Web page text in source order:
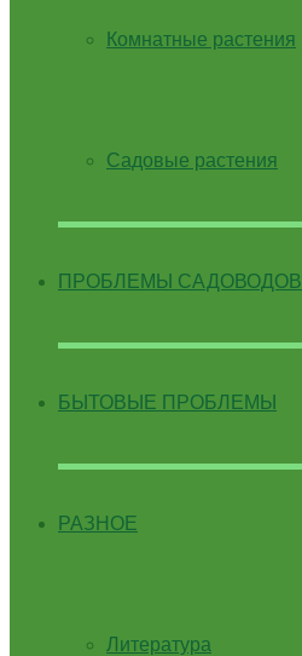
Комнатные растения
Садовые растения
ПРОБЛЕМЫ САДОВОДОВ
БЫТОВЫЕ ПРОБЛЕМЫ
РАЗНОЕ
Литература